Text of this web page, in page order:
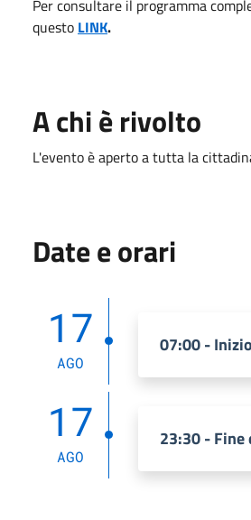
Per consultare il programma
questo LINK.
A chi è rivolto
L'evento è aperto a tutta la
Date e orari
17
AGO
07:00 -
17
AGO
23:30 - Fine